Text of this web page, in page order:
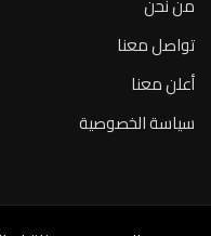
تواصل معنا
أعلن معنا
سياسة الخصوصية